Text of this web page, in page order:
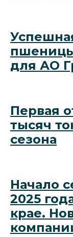
для АО
Первая
тысяч
сезона
Начало
2025
крае.